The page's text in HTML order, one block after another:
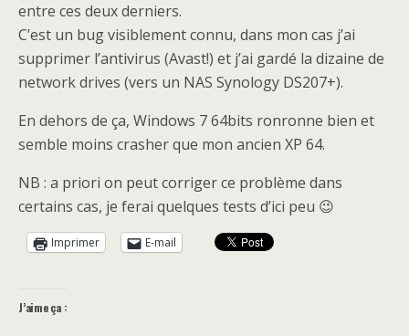
entre ces deux derniers.
C’est un bug visiblement connu, dans mon cas j’ai
supprimer l’antivirus (Avast!) et j’ai gardé la dizaine de
network drives (vers un NAS Synology DS207+).
En dehors de ça, Windows 7 64bits ronronne bien et
semble moins crasher que mon ancien XP 64.
NB : a priori on peut corriger ce problème dans
certains cas, je ferai quelques tests d’ici peu 😉
Imprimer E-mail
J’aime ça :